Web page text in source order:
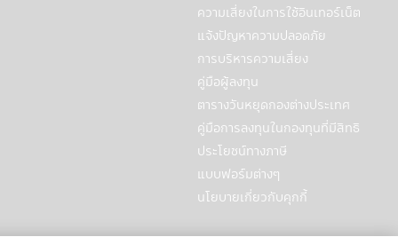
ฎหมายกำหนดหรืออนุญาต ซึ่งรวมถึง:
อสนับสนุนการตรวจสอบ การปฏิบัติ
เกี่ยวข้องกับหมายเรียก คำสั่งศาล
ของเขตอำนาจศาลอื่นที่ใช้บังคับกับ
งกล่าว หรือในกรณีที่บริษัทฯเชื่อโดย
ญเสียทางการเงิน หรือเพื่อรายงาน
ความเสี่ยงในการใช้อินเทอร์เน็ต
แจ้งปัญหาความปลอดภัย
การบริหารความเสี่ยง
คู่มือผู้ลงทุน
ตารางวันหยุดกองต่างประเทศ
คู่มือการลงทุนในกองทุนที่มีสิทธิ
ประโยชน์ทางภาษี
แบบฟอร์มต่างๆ
นโยบายเกี่ยวกับคุกกี้